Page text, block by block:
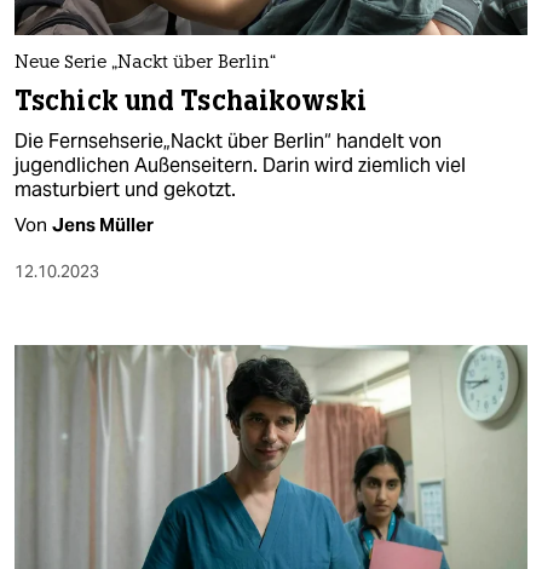
Neue Serie „Nackt über Berlin“
Tschick und Tschaikowski
Die Fernsehserie„Nackt über Berlin“ handelt von
jugendlichen Außenseitern. Darin wird ziemlich viel
masturbiert und gekotzt.
Von Jens Müller
12.10.2023